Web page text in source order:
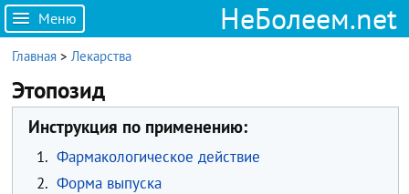
Меню НеБолеем.net
Главная >Лекарства
Этопозид
Инструкция по применению:
1. Фармакологическое действие
2. Форма выпуска